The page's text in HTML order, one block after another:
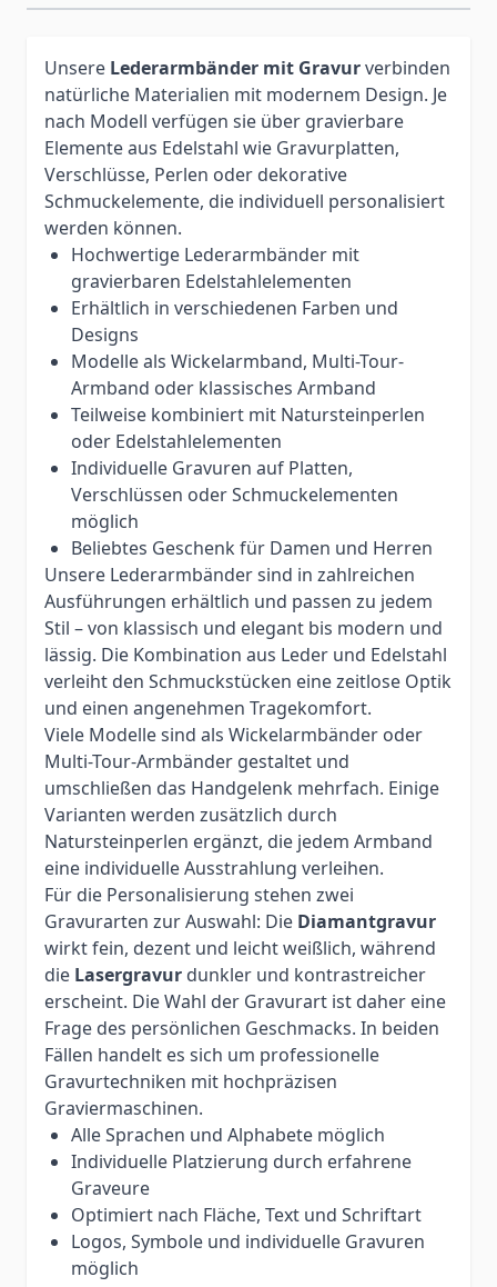
Unsere Lederarmbänder mit Gravurverbinden
natürliche Materialien mit modernem Design. Je
nach Modell verfügen sie über gravierbare
Elemente aus Edelstahl wie Gravurplatten,
Verschlüsse, Perlen oder dekorative
Schmuckelemente, die individuell personalisiert
werden können.
Hochwertige Lederarmbänder mit
gravierbaren Edelstahlelementen
Erhältlich in verschiedenen Farben und
Designs
Modelle als Wickelarmband, Multi-Tour-
Armband oder klassisches Armband
Teilweise kombiniert mit Natursteinperlen
oder Edelstahlelementen
Individuelle Gravuren auf Platten,
Verschlüssen oder Schmuckelementen
möglich
Beliebtes Geschenk für Damen und Herren
Unsere Lederarmbänder sind in zahlreichen
Ausführungen erhältlich und passen zu jedem
Stil – von klassisch und elegant bis modern und
lässig. Die Kombination aus Leder und Edelstahl
verleiht den Schmuckstücken eine zeitlose Optik
und einen angenehmen Tragekomfort.
Viele Modelle sind als Wickelarmbänder oder
Multi-Tour-Armbänder gestaltet und
umschließen das Handgelenk mehrfach. Einige
Varianten werden zusätzlich durch
Natursteinperlen ergänzt, die jedem Armband
eine individuelle Ausstrahlung verleihen.
Für die Personalisierung stehen zwei
Gravurarten zur Auswahl: Die Diamantgravur
wirkt fein, dezent und leicht weißlich, während
die Lasergravur dunkler und kontrastreicher
erscheint. Die Wahl der Gravurart ist daher eine
Frage des persönlichen Geschmacks. In beiden
Fällen handelt es sich um professionelle
Gravurtechniken mit hochpräzisen
Graviermaschinen.
Alle Sprachen und Alphabete möglich
Individuelle Platzierung durch erfahrene
Graveure
Optimiert nach Fläche, Text und Schriftart
Logos, Symbole und individuelle Gravuren
möglich